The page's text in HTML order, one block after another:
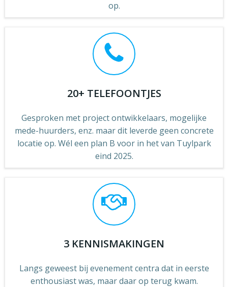
op.
20+ TELEFOONTJES
Gesproken met project ontwikkelaars, mogelijke
mede-huurders, enz. maar dit leverde geen concrete
locatie op. Wél een plan B voor in het van Tuylpark
eind 2025.
3 KENNISMAKINGEN
Langs geweest bij evenement centra dat in eerste
enthousiast was, maar daar op terug kwam.